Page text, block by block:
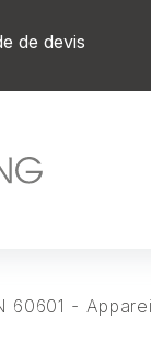
de devis
60601 -